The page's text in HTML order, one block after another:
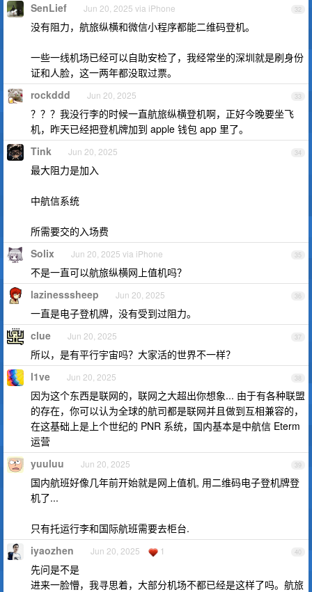
32
SenLief Jun 20, 2025 via iPhone
没有阻力，航旅纵横和微信小程序都能二维码登机。
一些一线机场已经可以自助安检了，我经常坐的深圳就是刷身份
证和人脸，这一两年都没取过票。
33
rockddd Jun 20, 2025
？？？我没行李的时候一直航旅纵横登机啊，正好今晚要坐飞
机，昨天已经把登机牌加到 apple 钱包 app 里了。
34
Tink Jun 20, 2025
最大阻力是加入
中航信系统
所需要交的入场费
35
Solix Jun 20, 2025 via iPhone
不是一直可以航旅纵横网上值机吗？
36
lazinesssheep Jun 20, 2025
一直是电子登机牌，没有受到过阻力。
37
clue Jun 20, 2025
所以，是有平行宇宙吗？大家活的世界不一样？
38
l1ve Jun 20, 2025
因为这个东西是联网的，联网之大超出你想象... 由于有各种联盟
的存在，你可以认为全球的航司都是联网并且做到互相兼容的，
在这基础上是上个世纪的 PNR 系统，国内基本是中航信 Eterm
运营
39
yuuluu Jun 20, 2025
国内航班好像几年前开始就是网上值机, 用二维码电子登机牌登
机了...
只有托运行李和国际航班需要去柜台.
40
iyaozhen Jun 20, 2025 1
先问是不是
进来一脸懵，我寻思着，大部分机场不都已经是这样了吗。航旅